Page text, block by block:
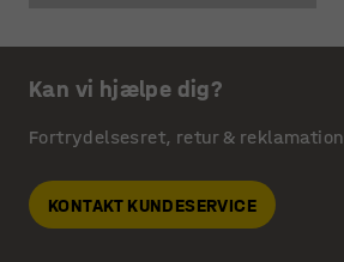
Kan vi hjælpe dig?
Fortrydelsesret, retur & reklamation
KONTAKT KUNDESERVICE